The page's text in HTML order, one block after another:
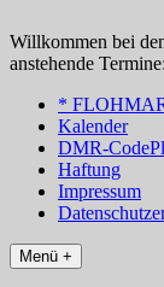
Inhalt
springen
Willkommen bei
anstehende Termine:
*
Kalender
DMR-
Haftung
Impressum
Menü +